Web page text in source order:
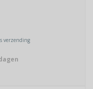
verzending